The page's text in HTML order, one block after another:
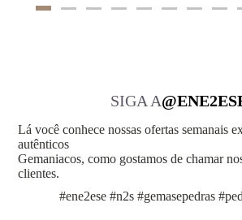
SIGA A
Lá você conhece nossas ofertas semanais
autênticos
Gemaniacos, como gostamos de chamar
clientes.
#ene2ese #n2s #gemasepedras